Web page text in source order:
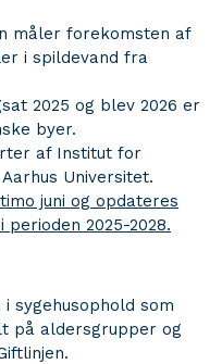
måler forekomsten af
i spildevand fra
2025 og blev 2026 er
byer.
af Institut for
Universitet.
juni og opdateres
2025-2028.
sygehusophold som
på aldersgrupper og